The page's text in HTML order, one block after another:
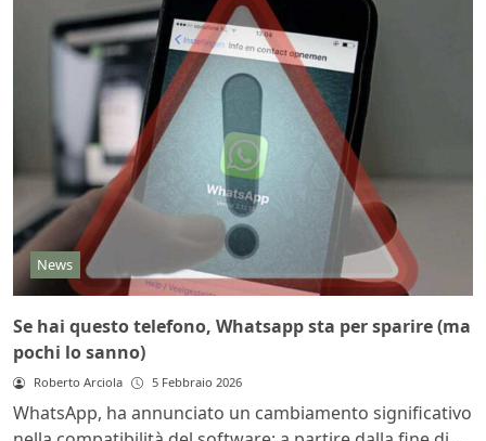
News
Se hai questo telefono, Whatsapp sta per sparire (ma
pochi lo sanno)
Roberto Arciola 5 Febbraio 2026
WhatsApp, ha annunciato un cambiamento significativo